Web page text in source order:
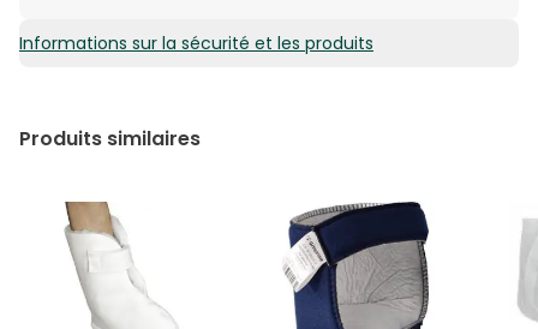
30,16€ / Unités
Informations sur la sécurité et les produits
Produits similaires